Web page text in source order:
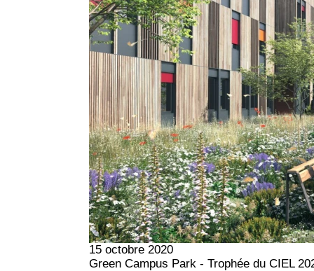
15 octobre 2020
Green Campus Park - Trophée du CIEL